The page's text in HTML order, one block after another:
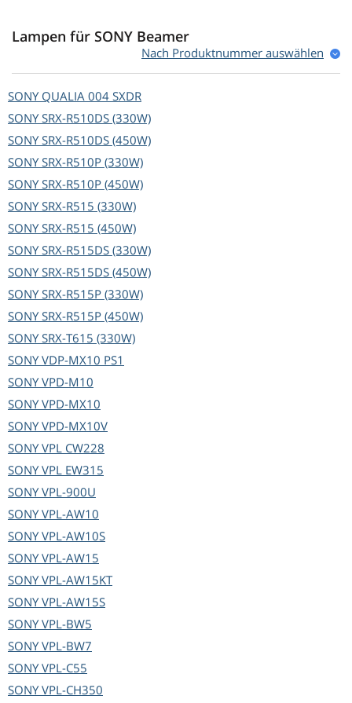
Lampen für SONY Beamer
Nach Produktnummer auswählen
SONY QUALIA 004 SXDR
SONYSRX-R510DS (330W)
SONYSRX-R510DS (450W)
SONYSRX-R510P (330W)
SONYSRX-R510P (450W)
SONYSRX-R515 (330W)
SONYSRX-R515 (450W)
SONYSRX-R515DS (330W)
SONYSRX-R515DS (450W)
SONYSRX-R515P (330W)
SONYSRX-R515P (450W)
SONYSRX-T615 (330W)
SONYVDP-MX10 PS1
SONYVPD-M10
SONYVPD-MX10
SONYVPD-MX10V
SONYVPL CW228
SONYVPL EW315
SONYVPL-900U
SONYVPL-AW10
SONYVPL-AW10S
SONYVPL-AW15
SONYVPL-AW15KT
SONYVPL-AW15S
SONYVPL-BW5
SONYVPL-BW7
SONYVPL-C55
SONYVPL-CH350